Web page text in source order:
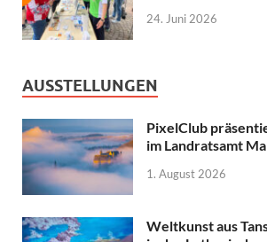
24. Juni 2026
AUSSTELLUNGEN
PixelClub
im Landratsamt
1. August 2026
Weltkunst aus